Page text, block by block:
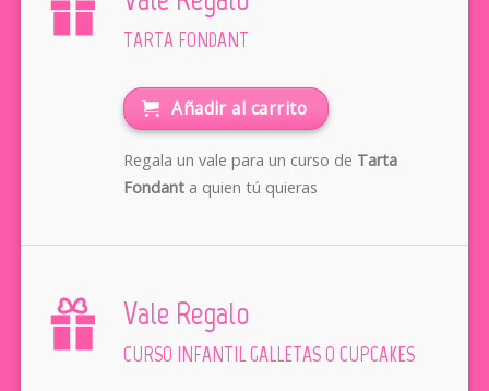
TARTA FONDANT
Añadir al carrito
Regala un vale para un curso de Tarta
Fondanta quien tú quieras
Vale Regalo
CURSO INFANTIL GALLETAS O CUPCAKES